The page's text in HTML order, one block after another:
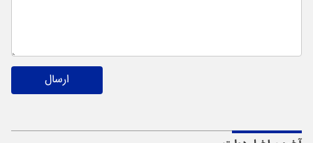
ارسال